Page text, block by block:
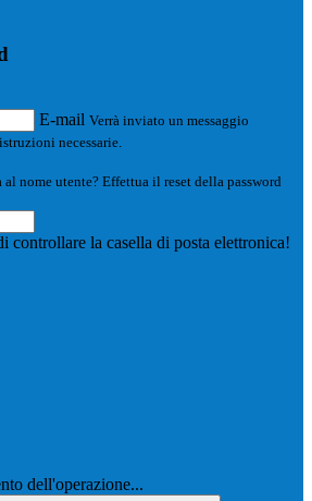
E-mail Verrà inviato un messaggio
necessarie.
nome utente? Effettua il reset della password
controllare la casella di posta elettronica!
dell'operazione...